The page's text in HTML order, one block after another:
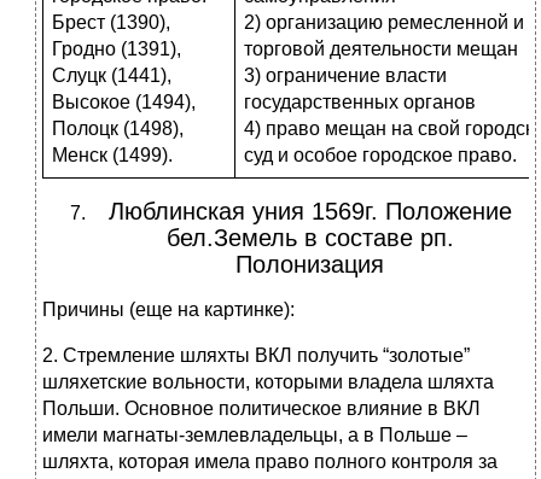
Брест (1390),
Гродно (1391),
Слуцк (1441),
Высокое (1494),
Полоцк (1498),
Менск (1499).
2) организацию ремесленной и
торговой деятельности мещан
3) ограничение власти
государственных органов
4) право мещан на свой
суд и особое городское право.
Люблинская уния 1569г. Положение
бел.Земель в составе рп.
Полонизация
Причины (еще на картинке):
2. Стремление шляхты ВКЛ получить “золотые”
шляхетские вольности, которыми владела шляхта
Польши. Основное политическое влияние в ВКЛ
имели магнаты-землевладельцы, а в Польше –
шляхта, которая имела право полного контроля за